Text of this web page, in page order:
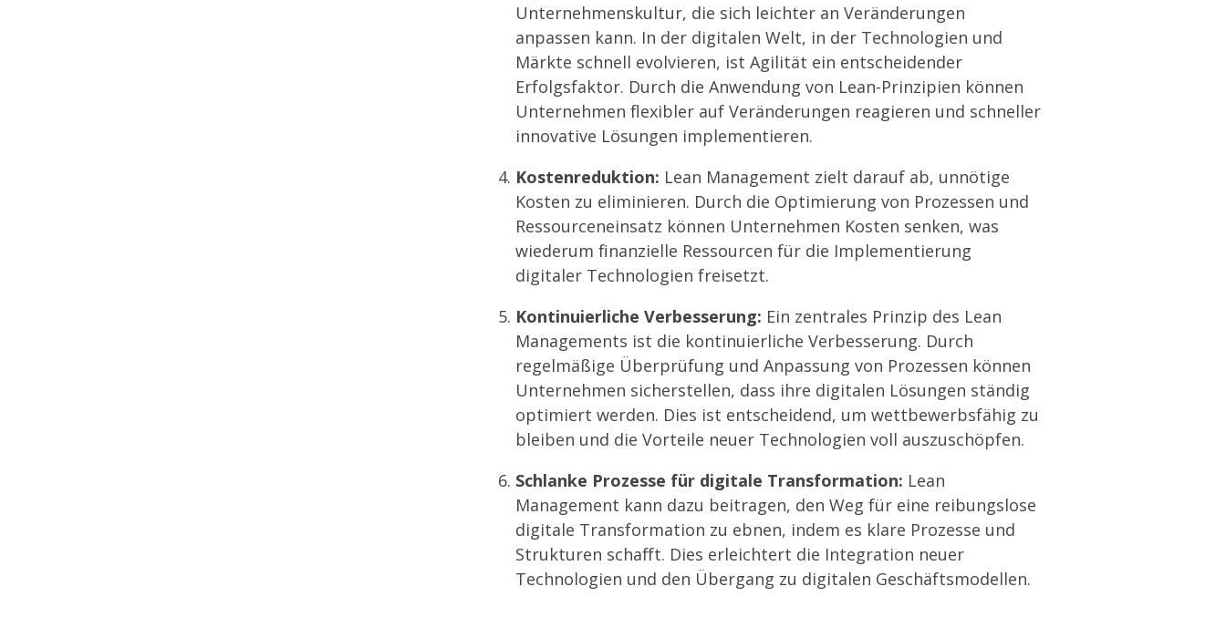
Unternehmenskultur, die sich leichter an Veränderungen
anpassen kann. In der digitalen Welt, in der Technologien und
Märkte schnell evolvieren, ist Agilität ein entscheidender
Erfolgsfaktor. Durch die Anwendung von Lean-Prinzipien können
Unternehmen flexibler auf Veränderungen reagieren und schneller
innovative Lösungen implementieren.
Kostenreduktion: Lean Management zielt darauf ab, unnötige
Kosten zu eliminieren. Durch die Optimierung von Prozessen und
Ressourceneinsatz können Unternehmen Kosten senken, was
wiederum finanzielle Ressourcen für die Implementierung
digitaler Technologien freisetzt.
Kontinuierliche Verbesserung: Ein zentrales Prinzip des Lean
Managements ist die kontinuierliche Verbesserung. Durch
regelmäßige Überprüfung und Anpassung von Prozessen können
Unternehmen sicherstellen, dass ihre digitalen Lösungen ständig
optimiert werden. Dies ist entscheidend, um wettbewerbsfähig zu
bleiben und die Vorteile neuer Technologien voll auszuschöpfen.
Schlanke Prozesse für digitale Transformation: Lean
Management kann dazu beitragen, den Weg für eine reibungslose
digitale Transformation zu ebnen, indem es klare Prozesse und
Strukturen schafft. Dies erleichtert die Integration neuer
Technologien und den Übergang zu digitalen Geschäftsmodellen.